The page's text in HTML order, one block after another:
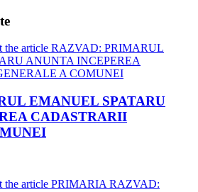
EMANUEL SPATARU
CADASTRARII